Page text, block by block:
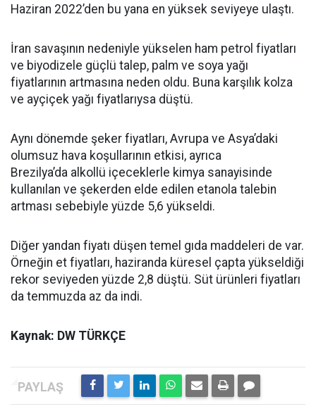
Haziran 2022’den bu yana en yüksek seviyeye ulaştı.
İran savaşının nedeniyle yükselen ham petrol fiyatları
ve biyodizele güçlü talep, palm ve soya yağı
fiyatlarının artmasına neden oldu. Buna karşılık kolza
ve ayçiçek yağı fiyatlarıysa düştü.
Aynı dönemde şeker fiyatları, Avrupa ve Asya’daki
olumsuz hava koşullarının etkisi, ayrıca
Brezilya’da alkollü içeceklerle kimya sanayisinde
kullanılan ve şekerden elde edilen etanola talebin
artması sebebiyle yüzde 5,6 yükseldi.
Diğer yandan fiyatı düşen temel gıda maddeleri de var.
Örneğin et fiyatları, haziranda küresel çapta yükseldiği
rekor seviyeden yüzde 2,8 düştü. Süt ürünleri fiyatları
da temmuzda az da indi.
Kaynak: DW TÜRKÇE